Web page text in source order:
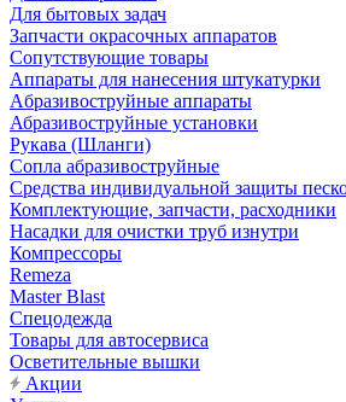
Для бытовых задач
Запчасти окрасочных аппаратов
Сопутствующие товары
Аппараты для нанесения штукатурки
Aбразивоструйные аппараты
Абразивоструйные установки
Рукава (Шланги)
Сопла абразивоструйные
Средства индивидуальной защиты
Комплектующие, запчасти, расходники
Насадки для очистки труб изнутри
Компрессоры
Remeza
Master Blast
Спецодежда
Товары для автосервиса
Осветительные вышки
Акции